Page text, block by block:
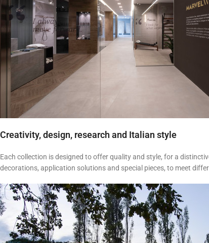
Creativity, design, research and Italian style
Each collection is designed to offer quality and style, for a
decorations, application solutions and special pieces, to meet